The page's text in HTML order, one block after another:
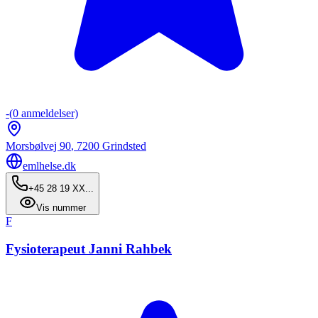
-(0 anmeldelser)
Morsbølvej 90, 7200 Grindsted
emlhelse.dk
+45 28 19 XX...
Vis nummer
F
Fysioterapeut Janni Rahbek